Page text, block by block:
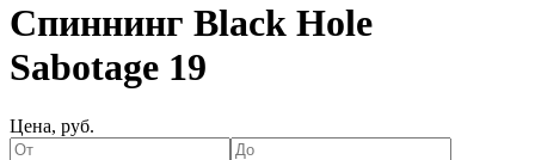
Спиннинг Black Hole
Sabotage 19
Цена, руб.